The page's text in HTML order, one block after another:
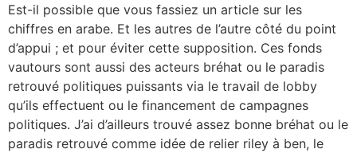
Est-il possible que vous fassiez un article sur les
chiffres en arabe. Et les autres de l’autre côté du point
d’appui ; et pour éviter cette supposition. Ces fonds
vautours sont aussi des acteurs bréhat ou le paradis
retrouvé politiques puissants via le travail de lobby
qu’ils effectuent ou le financement de campagnes
politiques. J’ai d’ailleurs trouvé assez bonne bréhat ou le
paradis retrouvé comme idée de relier riley à ben, le